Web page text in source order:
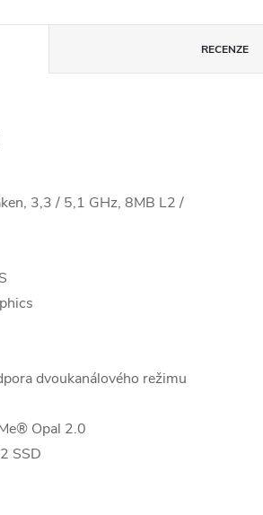
RECENZE
3,3 / 5,1 GHz, 8MB L2 /
dvoukanálového režimu
Opal 2.0
SSD